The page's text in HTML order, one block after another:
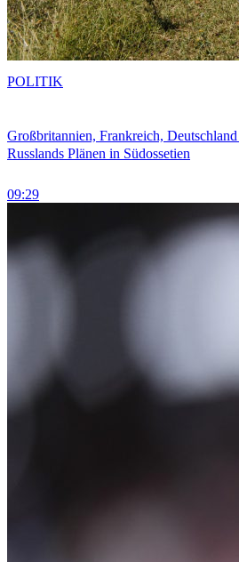
Großbritannien, Frankreich,
Russlands Plänen in Südossetien
09:29
POLITIK